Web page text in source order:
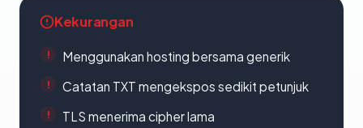
Kekurangan
Menggunakan hosting bersama generik
Catatan TXT mengekspos sedikit petunjuk
TLS menerima cipher lama